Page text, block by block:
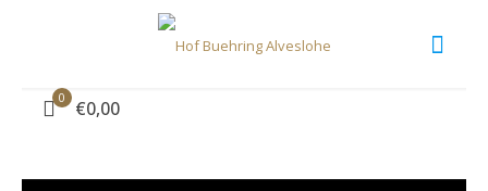
0 €0,00
IMG-20250801-WA0001